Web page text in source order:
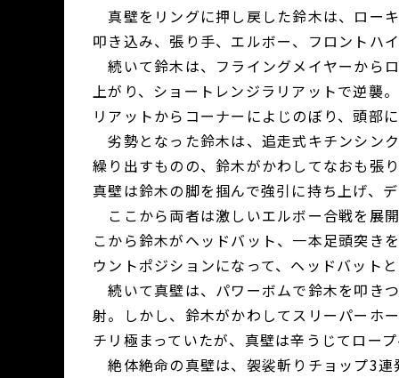
真壁をリングに押し戻した鈴木は、ロー
叩き込み、張り手、エルボー、フロントハ
続いて鈴木は、フライングメイヤーから
上がり、ショートレンジラリアットで逆襲
リアットからコーナーによじのぼり、頭部
劣勢となった鈴木は、追走式キチンシン
繰り出すものの、鈴木がかわしてなおも張
真壁は鈴木の脚を掴んで強引に持ち上げ、
ここから両者は激しいエルボー合戦を展
こから鈴木がヘッドバット、一本足頭突き
ウントポジションになって、ヘッドバット
続いて真壁は、パワーボムで鈴木を叩き
射。しかし、鈴木がかわしてスリーパーホ
チリ極まっていたが、真壁は辛うじてロー
絶体絶命の真壁は、袈裟斬りチョップ3